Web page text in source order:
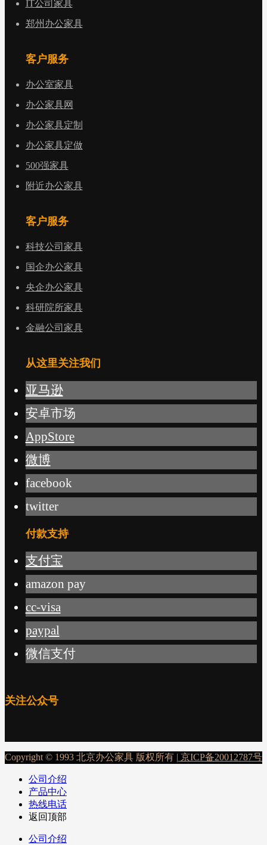
IT公司家具
郑州办公家具
客户服务
办公室家具
办公家具网
办公家具定制
办公家具定做
500强家具
附近办公家具
客户服务
科技公司家具
国企办公家具
央企办公家具
科研院所家具
金融公司家具
从这里关注我们
亚马逊
安卓市场
AppStore
微博
facebook
twitter
付款支持
支付宝
amazon pay
cc-visa
paypal
微信支付
关注公众号
Copyright © 1993 北京办公家具 版权所有 | 京ICP备20012787号
公司介绍
产品中心
热线电话
返回顶部
公司介绍